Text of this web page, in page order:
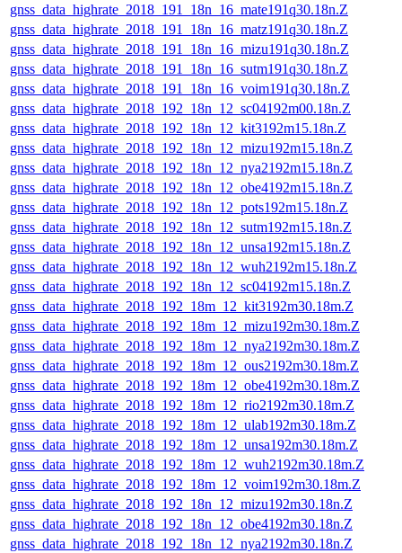
gnss_data_highrate_2018_191_18n_16_mate191q30.18n.Z
gnss_data_highrate_2018_191_18n_16_matz191q30.18n.Z
gnss_data_highrate_2018_191_18n_16_mizu191q30.18n.Z
gnss_data_highrate_2018_191_18n_16_sutm191q30.18n.Z
gnss_data_highrate_2018_191_18n_16_voim191q30.18n.Z
gnss_data_highrate_2018_192_18n_12_sc04192m00.18n.Z
gnss_data_highrate_2018_192_18n_12_kit3192m15.18n.Z
gnss_data_highrate_2018_192_18n_12_mizu192m15.18n.Z
gnss_data_highrate_2018_192_18n_12_nya2192m15.18n.Z
gnss_data_highrate_2018_192_18n_12_obe4192m15.18n.Z
gnss_data_highrate_2018_192_18n_12_pots192m15.18n.Z
gnss_data_highrate_2018_192_18n_12_sutm192m15.18n.Z
gnss_data_highrate_2018_192_18n_12_unsa192m15.18n.Z
gnss_data_highrate_2018_192_18n_12_wuh2192m15.18n.Z
gnss_data_highrate_2018_192_18n_12_sc04192m15.18n.Z
gnss_data_highrate_2018_192_18m_12_kit3192m30.18m.Z
gnss_data_highrate_2018_192_18m_12_mizu192m30.18m.Z
gnss_data_highrate_2018_192_18m_12_nya2192m30.18m.Z
gnss_data_highrate_2018_192_18m_12_ous2192m30.18m.Z
gnss_data_highrate_2018_192_18m_12_obe4192m30.18m.Z
gnss_data_highrate_2018_192_18m_12_rio2192m30.18m.Z
gnss_data_highrate_2018_192_18m_12_ulab192m30.18m.Z
gnss_data_highrate_2018_192_18m_12_unsa192m30.18m.Z
gnss_data_highrate_2018_192_18m_12_wuh2192m30.18m.Z
gnss_data_highrate_2018_192_18m_12_voim192m30.18m.Z
gnss_data_highrate_2018_192_18n_12_mizu192m30.18n.Z
gnss_data_highrate_2018_192_18n_12_obe4192m30.18n.Z
gnss_data_highrate_2018_192_18n_12_nya2192m30.18n.Z